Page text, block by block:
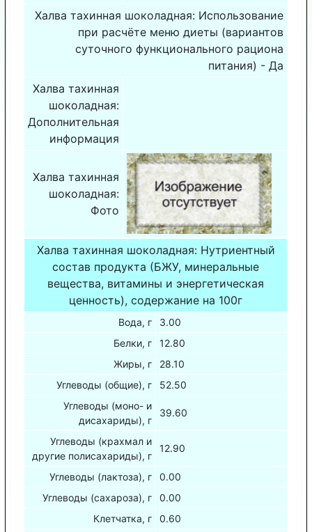
Халва тахинная шоколадная: Использование
при расчёте меню диеты (вариантов
суточного функционального рациона
питания) - Да
Халва тахинная
шоколадная:
Дополнительная
информация
Халва тахинная
шоколадная:
Фото
Халва тахинная шоколадная: Нутриентный
состав продукта (БЖУ, минеральные
вещества, витамины и энергетическая
ценность), содержание на 100г
Вода, г
3.00
Белки, г
12.80
Жиры, г
28.10
Углеводы (общие), г
52.50
Углеводы (моно- и
дисахариды), г
39.60
Углеводы (крахмал и
другие полисахариды), г
12.90
Углеводы (лактоза), г
0.00
Углеводы (сахароза), г
0.00
Клетчатка, г
0.60